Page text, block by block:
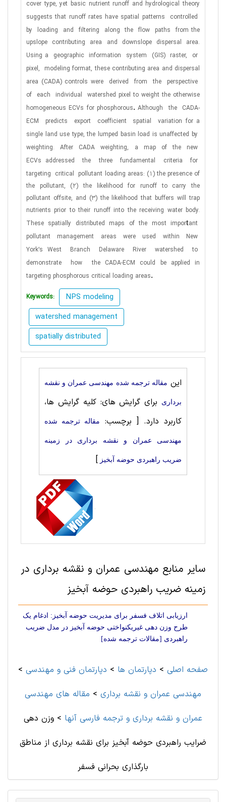
cover type, yet basic nutrient runoff and hydrological theory
suggests that runoff rates have spatial patterns
controlled
by
loading and filtering along the flow paths
from the
upslope contributing area and downslope dispersal area.
Using a
geographic information system (GIS) raster,
or
pixel,
modeling format, these contributing area and dispersal
area (CADA) controls were
derived from the
perspective
of
each individual
watershed pixel to weight the otherwise
homogeneous ECVs for phosphorous. Although the
CADA-
ECM
predicts export coefficient spatial
variation for a
single land use type, the lumped basin load is unaffected by
weighting.
After CADA weighting, a map of the
new
ECVs addressed
the three fundamental criteria
for
targeting critical pollutant loading areas: (1) the presence of
the pollutant, (2) the likelihood for runoff to carry the
pollutant offsite, and (3) the likelihood that buffers will trap
nutrients prior to their runoff into the receiving water body.
These spatially distributed maps of the most important
pollutant
management areas were used within
New
York’s West
Branch Delaware River watershed
to
demonstrate
how
the CADA-ECM could be applied in
targeting phosphorous critical loading areas.
Keywords:
NPS modeling
watershed management
spatially distributed
این مقاله ترجمه شده مهندسی عمران و نقشه
برداری
برای گرایش های: کلیه گرایش ها،
کاربرد دارد. [ برچسب: مقاله ترجمه شده
مهندسی عمران و نقشه برداری در زمینه
ضریب راهبردی حوضه آبخیز ]
سایر منابع مهندسی عمران و نقشه برداری در
زمینه ضریب راهبردی حوضه آبخیز
ارزیابی اتلاف فسفر برای مدیریت حوضه آبخیز: ادغام یک
طرح وزن دهی غیریکنواختی حوضه آبخیز در مدل ضریب
راهبردی [مقالات ترجمه شده]
صفحه اصلی > دپارتمان ها > دپارتمان فنی و مهندسی >
مهندسی عمران و نقشه برداری > مقاله های مهندسی
عمران و نقشه برداری و ترجمه فارسی آنها > وزن دهی
ضرایب راهبردی حوضه آبخیز برای نقشه برداری از مناطق
بارگذاری بحرانی فسفر